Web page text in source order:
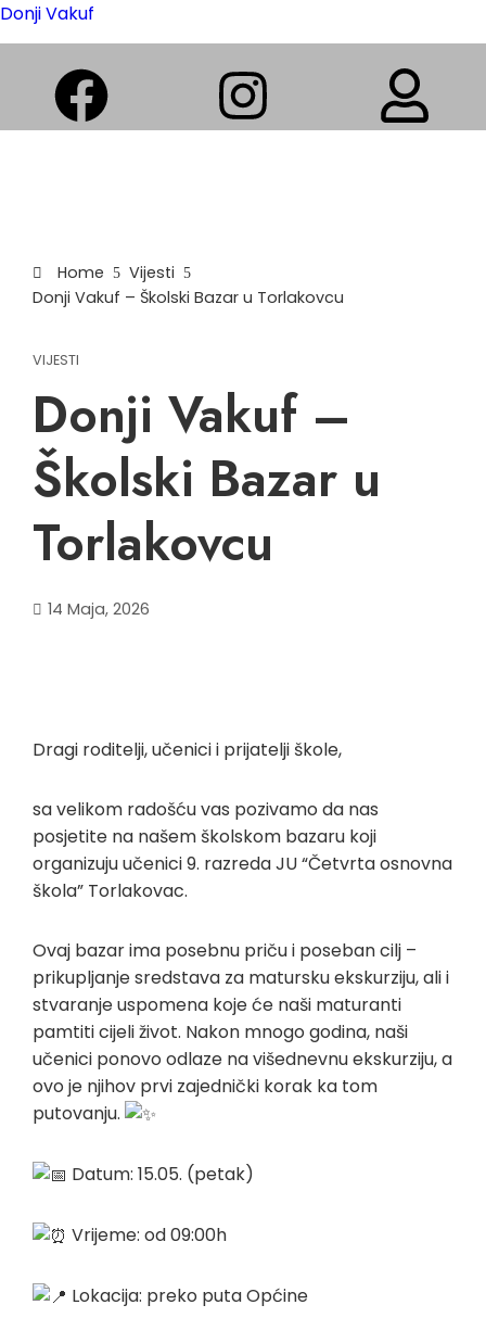
Donji Vakuf
Home
Vijesti
Donji Vakuf – Školski Bazar u Torlakovcu
VIJESTI
Donji Vakuf –
Školski Bazar u
Torlakovcu
14 Maja, 2026
Dragi roditelji, učenici i prijatelji škole,
sa velikom radošću vas pozivamo da nas
posjetite na našem školskom bazaru koji
organizuju učenici 9. razreda JU “Četvrta osnovna
škola” Torlakovac.
Ovaj bazar ima posebnu priču i poseban cilj –
prikupljanje sredstava za matursku ekskurziju, ali i
stvaranje uspomena koje će naši maturanti
pamtiti cijeli život. Nakon mnogo godina, naši
učenici ponovo odlaze na višednevnu ekskurziju, a
ovo je njihov prvi zajednički korak ka tom
putovanju.
Datum: 15.05. (petak)
Vrijeme: od 09:00h
Lokacija: preko puta Općine